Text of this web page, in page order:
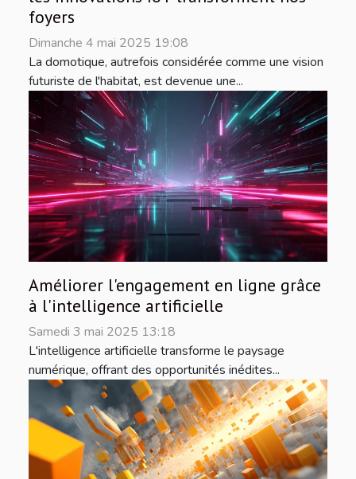
foyers
Dimanche 4 mai 2025 19:08
La domotique, autrefois considérée comme une vision
futuriste de l'habitat, est devenue une...
Améliorer l'engagement en ligne grâce
à l'intelligence artificielle
Samedi 3 mai 2025 13:18
L'intelligence artificielle transforme le paysage
numérique, offrant des opportunités inédites...